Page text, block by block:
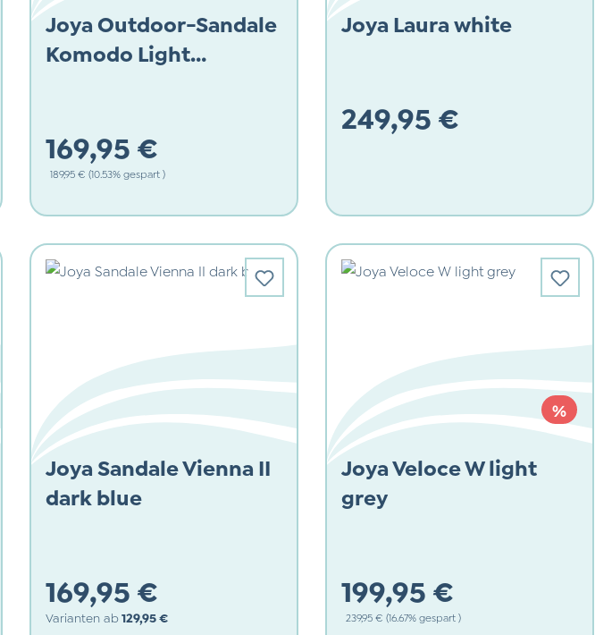
Joya Outdoor-Sandale
Komodo Light
Verkaufspreis:
169,95 €
Regulärer Preis:
189,95 € (10.53% gespart )
Joya Laura white
249,95 €
Joya Sandale Vienna II
dark blue
Varianten ab129,95 €
169,95 €
%
Joya Veloce W light
grey
199,95 €
Regulärer Preis:
239,95 € (16.67% gespart )